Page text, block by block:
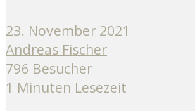
23. November 2021
Andreas Fischer
796 Besucher
1 Minuten Lesezeit